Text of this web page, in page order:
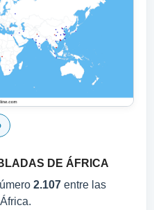
DE ÁFRICA
2.107 entre las